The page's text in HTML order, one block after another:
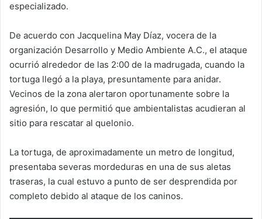
especializado.
De acuerdo con Jacquelina May Díaz, vocera de la
organización Desarrollo y Medio Ambiente A.C., el ataque
ocurrió alrededor de las 2:00 de la madrugada, cuando la
tortuga llegó a la playa, presuntamente para anidar.
Vecinos de la zona alertaron oportunamente sobre la
agresión, lo que permitió que ambientalistas acudieran al
sitio para rescatar al quelonio.
La tortuga, de aproximadamente un metro de longitud,
presentaba severas mordeduras en una de sus aletas
traseras, la cual estuvo a punto de ser desprendida por
completo debido al ataque de los caninos.